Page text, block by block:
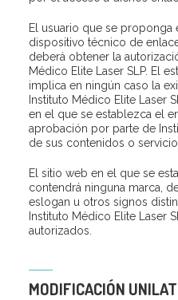
El usuario que se proponga
dispositivo técnico de
deberá obtener la
Médico Elite Laser SLP. El
implica en ningún caso la
Instituto Médico Elite Laser
en el que se establezca el
aprobación por parte de
de sus contenidos o
El sitio web en el que se
contendrá ninguna marca,
eslogan u otros signos
Instituto Médico Elite Laser
autorizados.
MODIFICACIÓN